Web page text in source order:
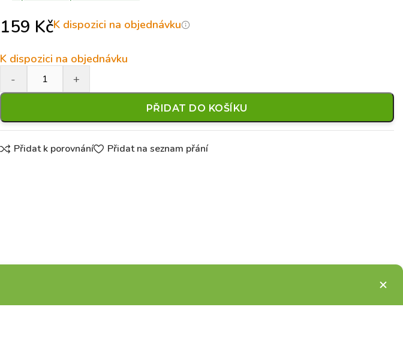
159 KčK dispozici na objednávku
K dispozici na objednávku
PŘIDAT DO KOŠÍKU
Přidat k porovnání Přidat na seznam přání